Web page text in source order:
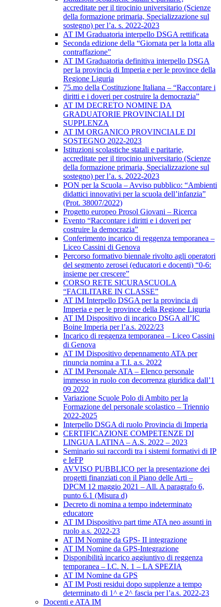
accreditate per il tirocinio universitario (Scienze
della formazione primaria, Specializzazione sul
sostegno) per l’a. s. 2022-2023
AT IM Graduatoria interpello DSGA rettificata
Seconda edizione della “Giornata per la lotta alla
contraffazione”
AT IM Graduatoria definitiva interpello DSGA
per la provincia di Imperia e per le province della
Regione Liguria
75.mo della Costituzione Italiana – “Raccontare i
diritti e i doveri per costruire la democrazia”
AT IM DECRETO NOMINE DA
GRADUATORIE PROVINCIALI DI
SUPPLENZA
AT IM ORGANICO PROVINCIALE DI
SOSTEGNO 2022-2023
Istituzioni scolastiche statali e paritarie,
accreditate per il tirocinio universitario (Scienze
della formazione primaria, Specializzazione sul
sostegno) per l’a. s. 2022-2023
PON per la Scuola – Avviso pubblico: “Ambienti
didattici innovativi per la scuola dell’infanzia”
(Prot. 38007/2022)
Progetto europeo Prosol Giovani – Ricerca
Evento “Raccontare i diritti e i doveri per
costruire la democrazia”
Conferimento incarico di reggenza temporanea –
Liceo Cassini di Genova
Percorso formativo biennale rivolto agli operatori
del segmento zerosei (educatori e docenti) “0-6:
insieme per crescere”
CORSO RETE SICURASCUOLA
“FACILITARE IN CLASSE”
AT IM Interpello DSGA per la provincia di
Imperia e per le province della Regione Liguria
AT IM Dispositivo di incarico DSGA all’IC
Boine Imperia per l’a.s. 2022/23
Incarico di reggenza temporanea – Liceo Cassini
di Genova
AT IM Dispositivo depennamento ATA per
rinuncia nomina a T.I. a.s. 2022
AT IM Personale ATA – Elenco personale
immesso in ruolo con decorrenza giuridica dall’1
09 2022
Variazione Scuole Polo di Ambito per la
Formazione del personale scolastico – Triennio
2022-2025
Interpello DSGA di ruolo Provincia di Imperia
CERTIFICAZIONE COMPETENZE DI
LINGUA LATINA – A.S. 2022 – 2023
Seminario sui raccordi tra i sistemi formativi di IP
e IeFP
AVVISO PUBBLICO per la presentazione dei
progetti finanziati con il Piano delle Arti –
DPCM 12 maggio 2021 – All. A paragrafo 6,
punto 6.1 (Misura d)
Decreto di nomina a tempo indeterminato
educatore
AT IM Dispositivo part time ATA neo assunti in
ruolo a.s. 2022-23
AT IM Nomine da GPS- II integrazione
AT IM Nomine da GPS-Integrazione
Disponibilità incarico aggiuntivo di reggenza
temporanea – I.C. N. 1 – LA SPEZIA
AT IM Nomine da GPS
AT IM Posti residui dopo supplenze a tempo
determinato di 1^ e 2^ fascia per l’a.s. 2022-23
Docenti e ATA IM